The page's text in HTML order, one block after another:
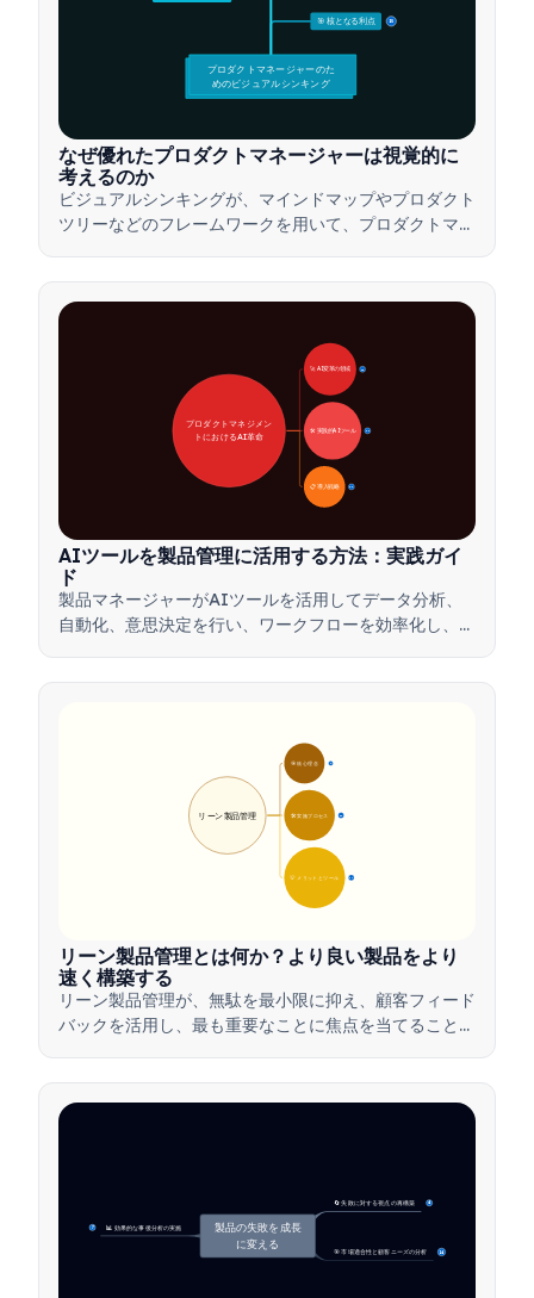
🎯 核となる利点 15
プロダクトマネージャーのた
めのビジュアルシンキング
なぜ優れたプロダクトマネージャーは視覚的に
考えるのか
ビジュアルシンキングが、マインドマップやプロダクト
ツリーなどのフレームワークを用いて、プロダクトマネ
します。
🚀 AI変革の領域 28
🛠️ 実践的AIツール 31
📋 導入戦略 33
プロダクトマネジメン
トにおけるAI革命
AIツールを製品管理に活用する方法：実践ガイ
ド
製品マネージャーがAIツールを活用してデータ分析、
自動化、意思決定を行い、ワークフローを効率化し、製
🎯 核心理念 9
🛠️ 実施プロセス
💡 メリットとツール 17
リーン製品管理
リーン製品管理とは何か？より良い製品をより
速く構築する
リーン製品管理が、無駄を最小限に抑え、顧客フィード
バックを活用し、最も重要なことに焦点を当てること
🔄 失敗に対する視点の再構築 4
📊 効果的な事後分析の実施
7
🎯 市場適合性と顧客ニーズの分析 14
製品の失敗を成長
に変える